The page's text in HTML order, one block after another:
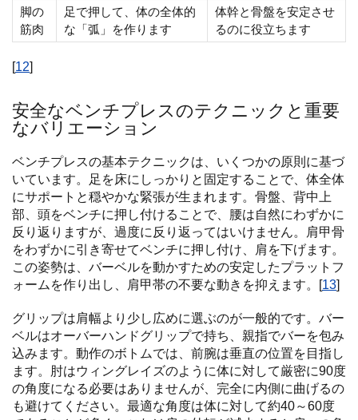
脚の
筋肉
足で押して、体の全体的
な「弧」を作ります
体幹と骨盤を安定させ
るのに役立ちます
[12]
安全なベンチプレスのテクニックと重要
なバリエーション
ベンチプレスの基本テクニックは、いくつかの原則に基づ
いています。足を床にしっかりと固定することで、体全体
にサポートと穏やかな緊張が生まれます。骨盤、背中上
部、頭をベンチに押し付けることで、腰は自然にわずかに
反り返りますが、過度に反り返ってはいけません。肩甲骨
をわずかに引き寄せてベンチに押し付け、肩を下げます。
この姿勢は、バーベルを動かすための安定したプラットフ
ォームを作り出し、肩甲帯の不要な動きを抑えます。[13]
グリップは肩幅より少し広めに選ぶのが一般的です。バー
ベルはオーバーハンドグリップで持ち、親指でバーを包み
込みます。動作のボトムでは、前腕は垂直の位置を目指し
ます。肘はウィングレイズのように体に対して厳密に90度
の角度になる必要はありませんが、完全に内側に曲げるの
も避けてください。最適な角度は体に対して約40～60度